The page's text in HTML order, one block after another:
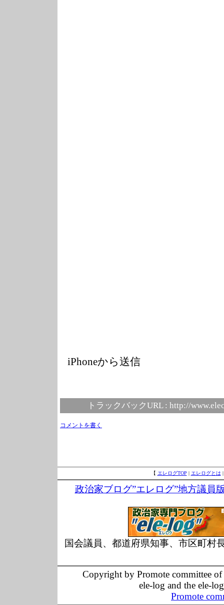
iPhoneから送信
トラックバックURL : http://
コメントを書く
【 エレログTOP | エレログとは
政治家ブログ”エレログ”地方議員
国会議員、都道府県知事、市区町村
Copyright by Promote committee
ele-log and the ele-
Promote